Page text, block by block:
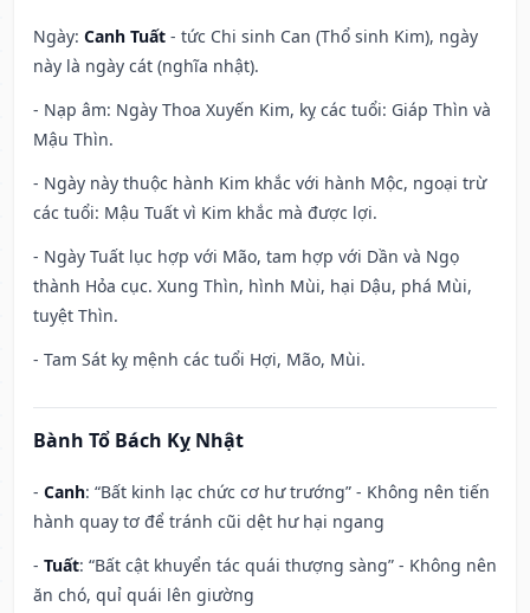
Ngày: Canh Tuất - tức Chi sinh Can (Thổ sinh Kim), ngày
này là ngày cát (nghĩa nhật).
- Nạp âm: Ngày Thoa Xuyến Kim, kỵ các tuổi: Giáp Thìn và
Mậu Thìn.
- Ngày này thuộc hành Kim khắc với hành Mộc, ngoại trừ
các tuổi: Mậu Tuất vì Kim khắc mà được lợi.
- Ngày Tuất lục hợp với Mão, tam hợp với Dần và Ngọ
thành Hỏa cục. Xung Thìn, hình Mùi, hại Dậu, phá Mùi,
tuyệt Thìn.
- Tam Sát kỵ mệnh các tuổi Hợi, Mão, Mùi.
Bành Tổ Bách Kỵ Nhật
- Canh: “Bất kinh lạc chức cơ hư trướng” - Không nên tiến
hành quay tơ để tránh cũi dệt hư hại ngang
- Tuất: “Bất cật khuyển tác quái thượng sàng” - Không nên
ăn chó, quỉ quái lên giường